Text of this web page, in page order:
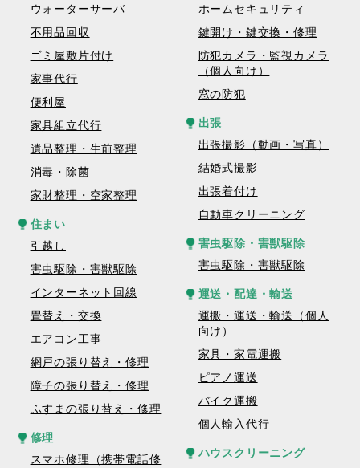
ウォーターサーバ
不用品回収
ゴミ屋敷片付け
家事代行
便利屋
家具組立代行
遺品整理・生前整理
消毒・除菌
家財整理・空家整理
住まい
引越し
害虫駆除・害獣駆除
インターネット回線
畳替え・交換
エアコン工事
網戸の張り替え・修理
障子の張り替え・修理
ふすまの張り替え・修理
修理
スマホ修理（携帯電話修
ホームセキュリティ
鍵開け・鍵交換・修理
防犯カメラ・監視カメラ
（個人向け）
窓の防犯
出張
出張撮影（動画・写真）
結婚式撮影
出張着付け
自動車クリーニング
害虫駆除・害獣駆除
害虫駆除・害獣駆除
運送・配達・輸送
運搬・運送・輸送（個人
向け）
家具・家電運搬
ピアノ運送
バイク運搬
個人輸入代行
ハウスクリーニング